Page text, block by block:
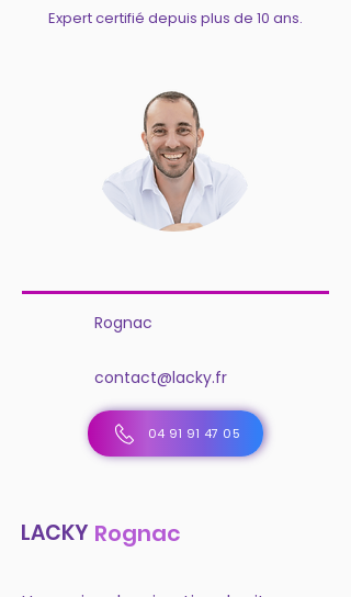
Expert certifié depuis plus de 10 ans.
Rognac
contact@lacky.fr
04 91 91 47 05
LACKY Rognac